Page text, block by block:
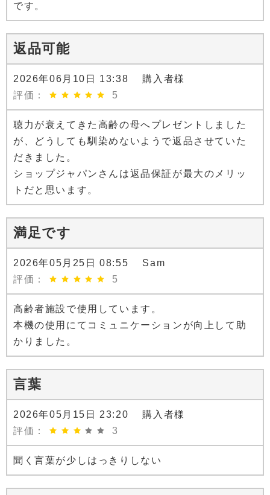
です。
返品可能
2026年06月10日 13:38 購入者様
評価：
5
聴力が衰えてきた高齢の母へプレゼントしました
が、どうしても馴染めないようで返品させていた
だきました。
ショップジャパンさんは返品保証が最大のメリッ
トだと思います。
満足です
2026年05月25日 08:55 Sam
評価：
5
高齢者施設で使用しています。
本機の使用にてコミュニケーションが向上して助
かりました。
言葉
2026年05月15日 23:20 購入者様
評価：
3
聞く言葉が少しはっきりしない